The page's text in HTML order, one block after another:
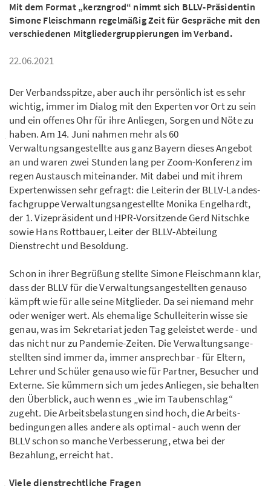
Mit dem Format „kerzngrod“ nimmt sich BLLV-Präsidentin
Simone Fleischmann regelmäßig Zeit für Gespräche mit den
verschiedenen Mitgliedergruppierungen im Verband.
22.06.2021
Der Verband­sspitze, aber auch ihr persönlich ist es sehr
wichtig, immer im Dialog mit den Experten vor Ort zu sein
und ein offenes Ohr für ihre Anliegen, Sorgen und Nöte zu
haben. Am 14. Juni nahmen mehr als 60
Verwaltungsangestellte aus ganz Bayern dieses Angebot
an und waren zwei Stunden lang per Zoom-Konferenz im
regen Austausch miteinander. Mit dabei und mit ihrem
Expertenwissen sehr gefragt: die Leiterin der BLLV-Landes­
fach­gruppe Verwaltungs­­angestellte Monika Engelhardt,
der 1. Vizepräsident und HPR-Vorsitzende Gerd Nitschke
sowie Hans Rottbauer, Leiter der BLLV-Abteilung
Dienstrecht und Besoldung.
Schon in ihrer Begrüßung stellte Simone Fleischmann klar,
dass der BLLV für die Verwal­tungs­angestellten genauso
kämpft wie für alle seine Mitglieder. Da sei niemand mehr
oder weniger wert. Als ehemalige Schulleiterin wisse sie
genau, was im Sekretariat jeden Tag geleistet werde - und
das nicht nur zu Pandemie-Zeiten. Die Verwaltungs­ange­
stellten sind immer da, immer ansprechbar - für Eltern,
Lehrer und Schüler genauso wie für Partner, Besucher und
Externe. Sie kümmern sich um jedes Anliegen, sie behalten
den Überblick, auch wenn es „wie im Taubenschlag“
zugeht. Die Arbeits­­belastungen sind hoch, die Arbeits­
bedingungen alles andere als optimal - auch wenn der
BLLV schon so manche Verbesserung, etwa bei der
Bezahlung, erreicht hat.
Viele dienstrechtliche Fragen